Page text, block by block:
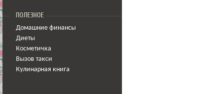
ПОЛЕЗНОЕ
Домашние финансы
Диеты
Косметичка
Вызов такси
Кулинарная книга